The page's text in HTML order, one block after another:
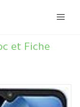
et Fiche